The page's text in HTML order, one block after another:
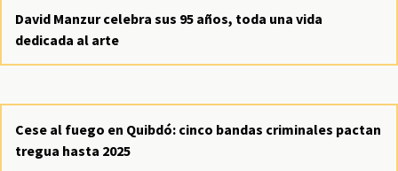
David Manzur celebra sus 95 años, toda una vida
dedicada al arte
Cese al fuego en Quibdó: cinco bandas criminales pactan
tregua hasta 2025